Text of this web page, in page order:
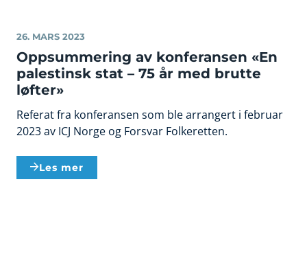
26. MARS 2023
Oppsummering av konferansen «En
palestinsk stat – 75 år med brutte
løfter»
Referat fra konferansen som ble arrangert i februar
2023 av ICJ Norge og Forsvar Folkeretten.
Les mer